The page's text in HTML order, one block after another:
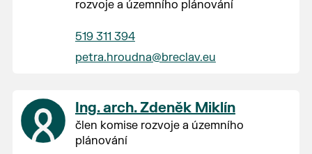
rozvoje a územního plánování
519 311 394
petra.hroudna@breclav.eu
Ing. arch. Zdeněk Miklín
člen komise rozvoje a územního
plánování